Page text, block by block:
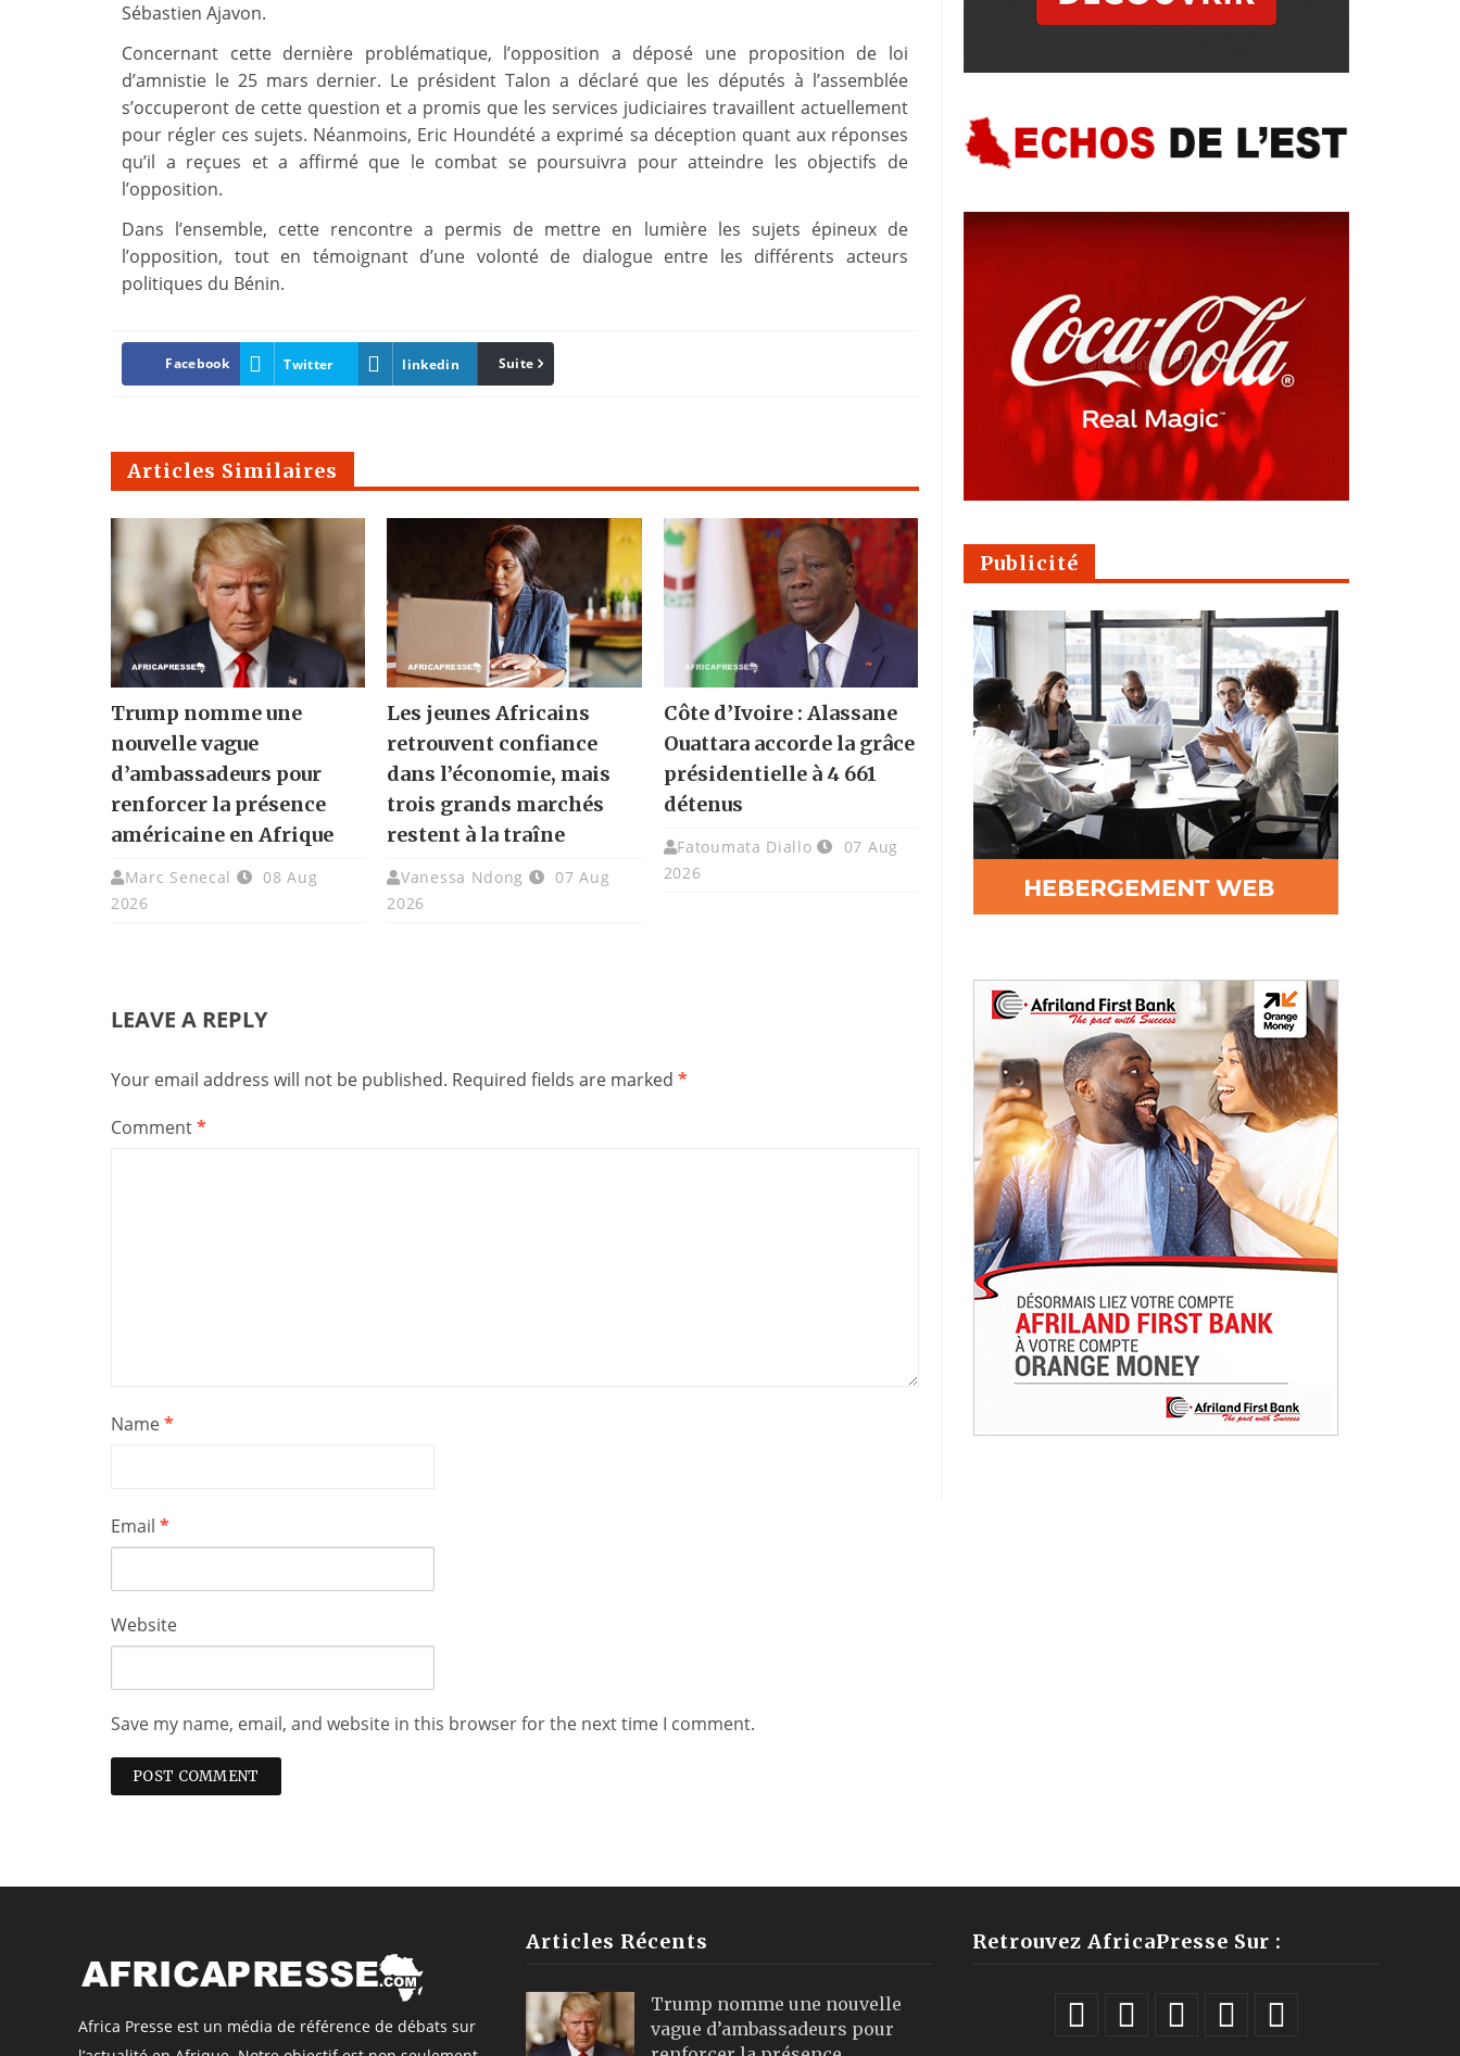
Sébastien Ajavon.
Concernant cette dernière problématique, l’opposition a déposé une proposition de loi
d’amnistie le 25 mars dernier. Le président Talon a déclaré que les députés à l’assemblée
s’occuperont de cette question et a promis que les services judiciaires travaillent actuellement
pour régler ces sujets. Néanmoins, Eric Houndété a exprimé sa déception quant aux réponses
qu’il a reçues et a affirmé que le combat se poursuivra pour atteindre les objectifs de
l’opposition.
Dans l’ensemble, cette rencontre a permis de mettre en lumière les sujets épineux de
l’opposition, tout en témoignant d’une volonté de dialogue entre les différents acteurs
politiques du Bénin.
Facebook Twitter linkedin Pinterest
Suite
Articles Similaires
Trump nomme une
nouvelle vague
d’ambassadeurs pour
renforcer la présence
américaine en Afrique
Marc Senecal
08 Aug
2026
Les jeunes Africains
retrouvent confiance
dans l’économie, mais
trois grands marchés
restent à la traîne
Vanessa Ndong
07 Aug
2026
Côte d’Ivoire : Alassane
Ouattara accorde la grâce
présidentielle à 4 661
détenus
Fatoumata Diallo
07 Aug
2026
LEAVE A REPLY
Your email address will not be published. Required fields are marked *
Comment*
Name*
Email *
Website
Save my name, email, and website in this browser for the next time I comment.
Publicité
Africa Presse est un média de référence de débats sur
Articles Récents
Trump nomme une nouvelle
vague d’ambassadeurs pour
Retrouvez AfricaPresse Sur :